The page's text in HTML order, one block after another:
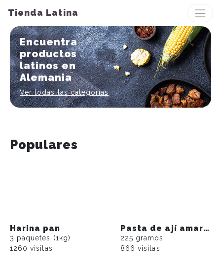
Tienda Latina
Encuentra
productos
latinos en
Alemania
Ver todas las categorías
Populares
Harina pan
3 paquetes (1kg)
1260 visitas
Pasta de ají amarillo
225 gramos
866 visitas